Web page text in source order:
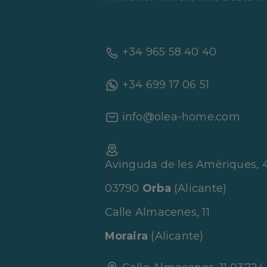
+34 965 58 40 40
+34 699 17 06 51
info@olea-home.com
Avinguda de les Amèriques,
03790 Orba (Alicante)
Calle Almacenes, 11
Moraira (Alicante)